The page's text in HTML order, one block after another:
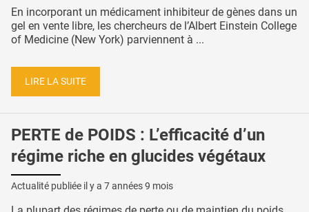
En incorporant un médicament inhibiteur de gènes dans un
gel en vente libre, les chercheurs de l’Albert Einstein College
of Medicine (New York) parviennent à ...
LIRE LA SUITE
PERTE de POIDS : L’efficacité d’un
régime riche en glucides végétaux
Actualité publiée il y a 7 années 9 mois